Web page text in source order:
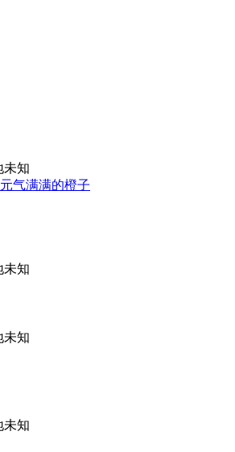
未知
气满满的橙子
未知
未知
未知